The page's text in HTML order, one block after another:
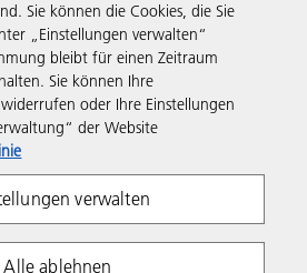
Sie können die Cookies, die Sie
„Einstellungen verwalten“
bleibt für einen Zeitraum
Sie können Ihre
oder Ihre Einstellungen
der Website
verwalten
Alle ablehnen